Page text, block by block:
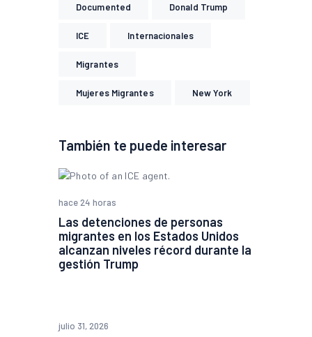
Documented Donald Trump
ICE Internacionales
Migrantes
Mujeres Migrantes New York
También te puede interesar
hace 24 horas
Las detenciones de personas
migrantes en los Estados Unidos
alcanzan niveles récord durante la
gestión Trump
julio 31, 2026